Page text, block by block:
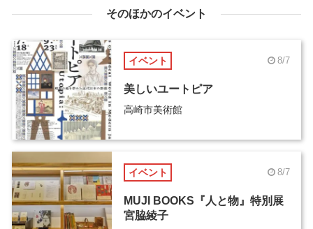
そのほかのイベント
イベント 8/7
美しいユートピア
高崎市美術館
イベント 8/7
MUJI BOOKS『人と物』特別展
宮脇綾子